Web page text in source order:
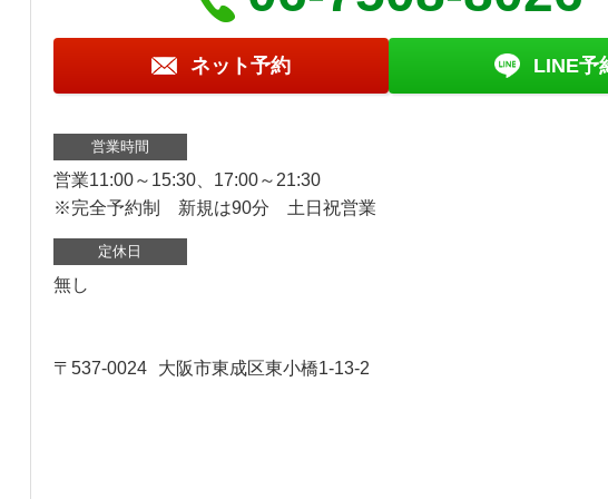
ネット予約 LINE予
営業時間
営業11:00～15:30、17:00～21:30
※完全予約制 新規は90分 土日祝営業
定休日
無し
〒537-0024 大阪市東成区東小橋1-13-2